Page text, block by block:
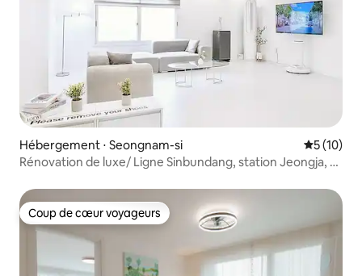
Hébergement ⋅ Seongnam-si
5 (10)
Rénovation de luxe/ Ligne Sinbundang, station Jeongja, 10
national de Séoul/ 2 grandes salles de bain carrelées
Coup de cœur voyageurs
Coup de cœur voyageurs